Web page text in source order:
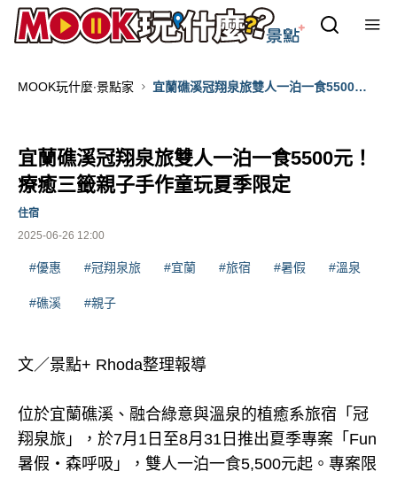
MOOK玩什麼‧景點家
宜蘭礁溪冠翔泉旅雙人一泊一食5500
宜蘭礁溪冠翔泉旅雙人一泊一食5500元！
療癒三籤親子手作童玩夏季限定
2025-06-26 12:00
住宿
#優惠 #冠翔泉旅 #宜蘭 #旅宿 #暑假 #溫泉
#礁溪 #親子
文／景點+ Rhoda整理報導
位於宜蘭礁溪、融合綠意與溫泉的植癒系旅宿「冠
翔泉旅」，於7月1日至8月31日推出夏季專案「Fun
暑假・森呼吸」，雙人一泊一食5,500元起。專案限